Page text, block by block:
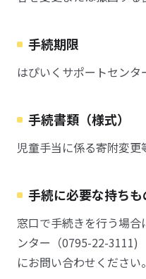
手続期限
はぴいくサポートセンタ
手続書類（様式）
児童手当に係る寄附変更
手続に必要な持ちも
窓口で手続きを行う場
ンター（0795-22-3111)
にお問い合わせください。